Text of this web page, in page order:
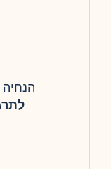
הנחיה